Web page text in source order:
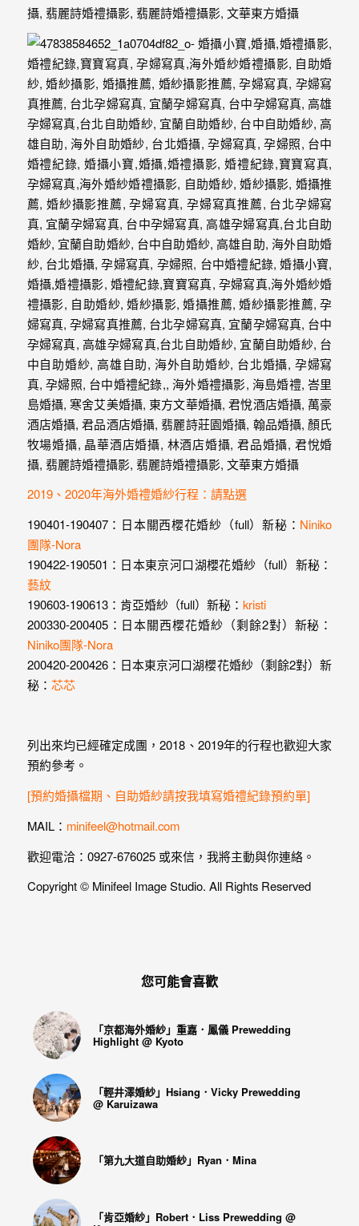
2019、2020年海外婚禮婚紗行程：請點選
190401-190407：日本關西櫻花婚紗（full）新秘： Niniko
團隊-Nora
190422-190501：日本東京河口湖櫻花婚紗（full）新秘：
藝紋
190603-190613：肯亞婚紗（full）新秘： kristi
200330-200405：日本關西櫻花婚紗（剩餘2對）新秘：
Niniko團隊-Nora
200420-200426：日本東京河口湖櫻花婚紗（剩餘2對）新
秘： 芯芯
列出來均已經確定成團，2018、2019年的行程也歡迎大家
預約參考。
[預約婚攝檔期、自助婚紗請按我填寫婚禮紀錄預約單]
MAIL： minifeel@hotmail.com
歡迎電洽：0927-676025 或來信，我將主動與你連絡。
Copyright © Minifeel Image Studio. All Rights Reserved
您可能會喜歡
「京都海外婚紗」重嘉．鳳儀 Prewedding
Highlight @ Kyoto
「輕井澤婚紗」Hsiang．Vicky Prewedding
@ Karuizawa
「第九大道自助婚紗」Ryan．Mina
「肯亞婚紗」Robert．Liss Prewedding @